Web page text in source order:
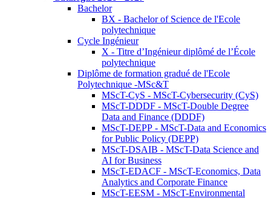
Bachelor
BX - Bachelor of Science de l'Ecole
polytechnique
Cycle Ingénieur
X - Titre d’Ingénieur diplômé de l’École
polytechnique
Diplôme de formation gradué de l'Ecole
Polytechnique -MSc&T
MScT-CyS - MScT-Cybersecurity (CyS)
MScT-DDDF - MScT-Double Degree
Data and Finance (DDDF)
MScT-DEPP - MScT-Data and Economics
for Public Policy (DEPP)
MScT-DSAIB - MScT-Data Science and
AI for Business
MScT-EDACF - MScT-Economics, Data
Analytics and Corporate Finance
MScT-EESM - MScT-Environmental